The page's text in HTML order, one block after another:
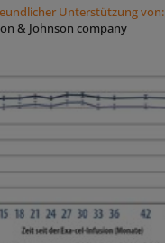
Unterstützung von:
& Johnson company